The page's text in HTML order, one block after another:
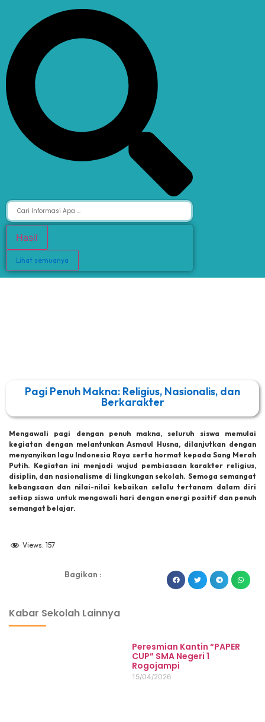
Hasil
Lihat semuanya
Pagi Penuh Makna: Religius, Nasionalis, dan
Berkarakter
Mengawali pagi dengan penuh makna, seluruh siswa memulai
kegiatan dengan melantunkan Asmaul Husna, dilanjutkan dengan
menyanyikan lagu Indonesia Raya serta hormat kepada Sang Merah
Putih. Kegiatan ini menjadi wujud pembiasaan karakter religius,
disiplin, dan nasionalisme di lingkungan sekolah. Semoga semangat
kebangsaan dan nilai-nilai kebaikan selalu tertanam dalam diri
setiap siswa untuk mengawali hari dengan energi positif dan penuh
semangat belajar.
Views: 157
Bagikan :
Kabar Sekolah Lainnya
Peresmian Kantin “PAPER
CUP” SMA Negeri 1
Rogojampi
15/04/2026